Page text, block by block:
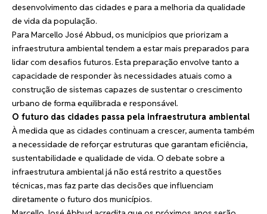
desenvolvimento das cidades e para a melhoria da qualidade
de vida da população.
Para Marcello José Abbud, os municípios que priorizam a
infraestrutura ambiental tendem a estar mais preparados para
lidar com desafios futuros. Esta preparação envolve tanto a
capacidade de responder às necessidades atuais como a
construção de sistemas capazes de sustentar o crescimento
urbano de forma equilibrada e responsável.
O futuro das cidades passa pela infraestrutura ambiental
À medida que as cidades continuam a crescer, aumenta também
a necessidade de reforçar estruturas que garantam eficiência,
sustentabilidade e qualidade de vida. O debate sobre a
infraestrutura ambiental já não está restrito a questões
técnicas, mas faz parte das decisões que influenciam
diretamente o futuro dos municípios.